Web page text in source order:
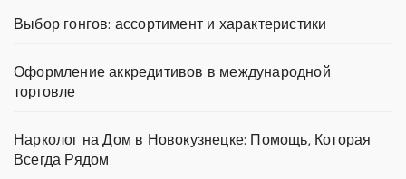
Выбор гонгов: ассортимент и характеристики
Оформление аккредитивов в международной
торговле
Нарколог на Дом в Новокузнецке: Помощь, Которая
Всегда Рядом